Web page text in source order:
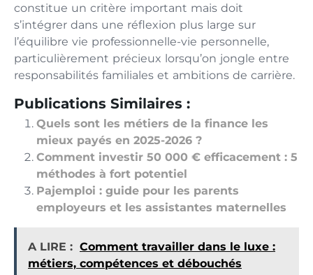
constitue un critère important mais doit
s’intégrer dans une réflexion plus large sur
l’équilibre vie professionnelle-vie personnelle,
particulièrement précieux lorsqu’on jongle entre
responsabilités familiales et ambitions de carrière.
Publications Similaires :
Quels sont les métiers de la finance les
mieux payés en 2025-2026 ?
Comment investir 50 000 € efficacement : 5
méthodes à fort potentiel
Pajemploi : guide pour les parents
employeurs et les assistantes maternelles
A LIRE : Comment travailler dans le luxe :
métiers, compétences et débouchés